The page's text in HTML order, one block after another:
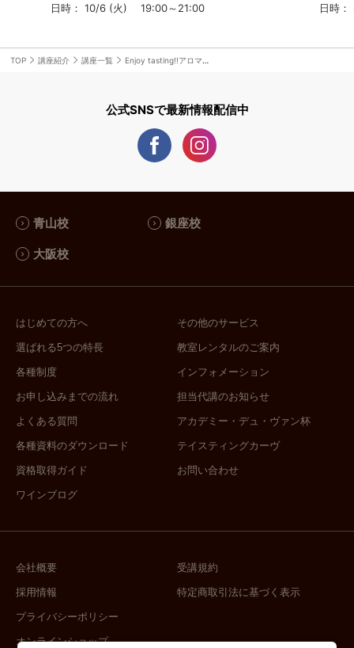
かち合いましょう！！
日時： 10/6 (火) 19:00～21:00 日時
TOP 講座紹介 講座一覧 Enjoy tasting!!アロマを楽しむワイン｢楽｣～入門編～ ワイン「学」からワイン「楽」へ！
公式SNSで最新情報配信中
青山校 銀座校
大阪校
はじめての方へ
選ばれる5つの特長
各種制度
お申し込みまでの流れ
よくある質問
各種資料のダウンロード
資格取得ガイド
ワインブログ
その他のサービス
教室レンタルのご案内
インフォメーション
担当代講のお知らせ
アカデミー・デュ・ヴァン杯
テイスティングカーヴ
お問い合わせ
会社概要
採用情報
プライバシーポリシー
オンラインショップ
受講規約
特定商取引法に基づく表示